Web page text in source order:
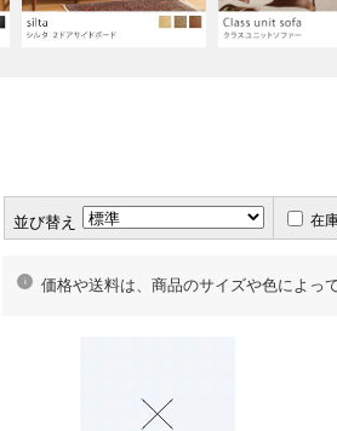
並び替え 在
価格や送料は、商品のサイズや色によっ